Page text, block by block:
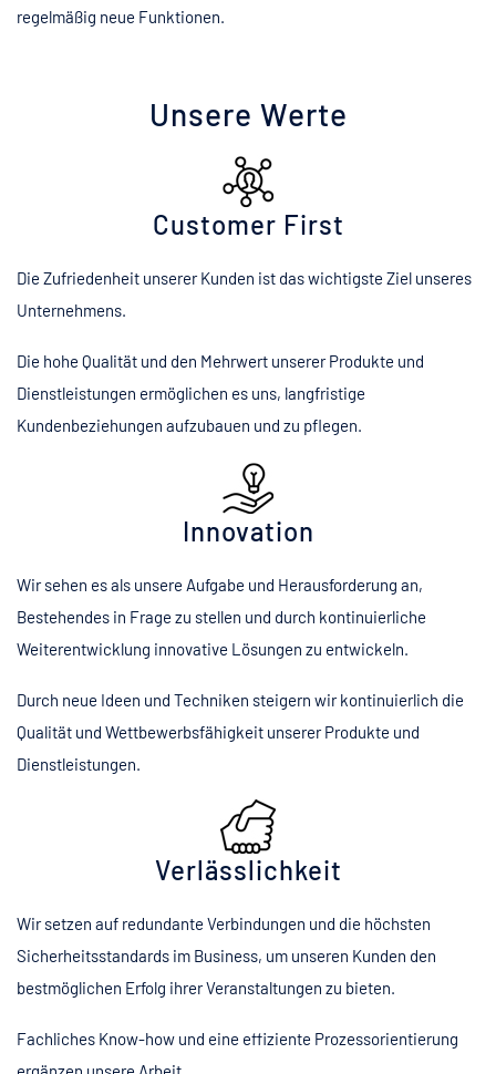
regelmäßig neue Funktionen.
Unsere Werte
Customer First
Die Zufriedenheit unserer Kunden ist das wichtigste Ziel unseres
Unternehmens.
Die hohe Qualität und den Mehrwert unserer Produkte und
Dienstleistungen ermöglichen es uns, langfristige
Kundenbeziehungen aufzubauen und zu pflegen.
Innovation
Wir sehen es als unsere Aufgabe und Herausforderung an,
Bestehendes in Frage zu stellen und durch kontinuierliche
Weiterentwicklung innovative Lösungen zu entwickeln.
Durch neue Ideen und Techniken steigern wir kontinuierlich die
Qualität und Wettbewerbsfähigkeit unserer Produkte und
Dienstleistungen.
Verlässlichkeit
Wir setzen auf redundante Verbindungen und die höchsten
Sicherheitsstandards im Business, um unseren Kunden den
bestmöglichen Erfolg ihrer Veranstaltungen zu bieten.
Fachliches Know-how und eine effiziente Prozessorientierung